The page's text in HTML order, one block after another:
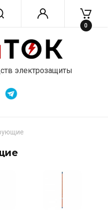
электрозащиты
0